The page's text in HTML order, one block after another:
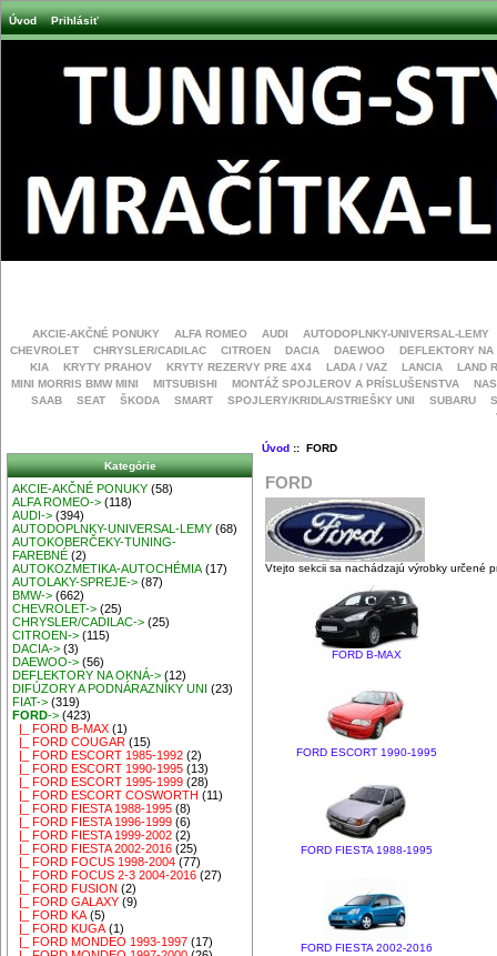
Úvod Prihlásiť
AKCIE-AKČNÉ PONUKY ALFA ROMEO AUDI
AUTODOPLNKY-UNIVERSAL-LEMY
CHEVROLET
CHRYSLER/CADILAC CITROEN DACIA DAEWOO
DEFLEKTORY NA
KIA
KRYTY PRAHOV KRYTY REZERVY PRE 4X4 LADA / VAZ LANCIA
LAND
MINI MORRIS BMW MINI
MITSUBISHI MONTÁŽ SPOJLEROV A PRÍSLUŠENSTVA
SAAB
SEAT ŠKODA SMART SPOJLERY/KRIDLA/STRIEŠKY UNI SUBARU
Kategórie
AKCIE-AKČNÉ PONUKY (58)
ALFA ROMEO-> (118)
AUDI-> (394)
AUTODOPLNKY-UNIVERSAL-LEMY (68)
AUTOKOBERČEKY-TUNING-
FAREBNÉ (2)
AUTOKOZMETIKA-AUTOCHÉMIA (17)
AUTOLAKY-SPREJE-> (87)
BMW-> (662)
CHEVROLET-> (25)
CHRYSLER/CADILAC-> (25)
CITROEN-> (115)
DACIA-> (3)
DAEWOO-> (56)
DEFLEKTORY NA OKNÁ-> (12)
DIFÚZORY A PODNÁRAZNÍKY UNI
(23)
FIAT-> (319)
FORD-> (423)
|_ FORD B-MAX (1)
|_ FORD COUGAR (15)
|_ FORD ESCORT 1985-1992 (2)
|_ FORD ESCORT 1990-1995 (13)
|_ FORD ESCORT 1995-1999 (28)
|_ FORD ESCORT COSWORTH (11)
|_ FORD FIESTA 1988-1995 (8)
|_ FORD FIESTA 1996-1999 (6)
|_ FORD FIESTA 1999-2002 (2)
|_ FORD FIESTA 2002-2016 (25)
|_ FORD FOCUS 1998-2004 (77)
|_ FORD FOCUS 2-3 2004-2016 (27)
|_ FORD FUSION (2)
|_ FORD GALAXY (9)
|_ FORD KA (5)
|_ FORD KUGA (1)
|_ FORD MONDEO 1993-1997 (17)
Úvod:: FORD
FORD
Vtejto sekcii sa nachádzajú výrobky určené
FORD B-MAX
FORD ESCORT 1990-1995
FORD FIESTA 1988-1995
FORD FIESTA 2002-2016